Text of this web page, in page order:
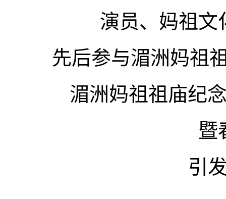
演员、妈祖文
先后参与湄洲妈祖
湄洲妈祖祖庙纪
暨
引